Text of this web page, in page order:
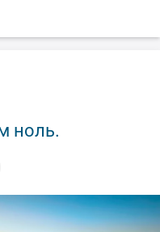
ноль.